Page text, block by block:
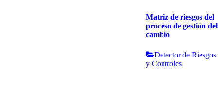
Matriz de riesgos del
proceso de gestión del
cambio
Detector de Riesgos
y Controles